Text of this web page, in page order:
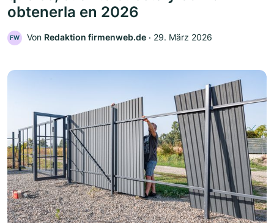
obtenerla en 2026
FW Von Redaktion firmenweb.de ‧ 29. März 2026